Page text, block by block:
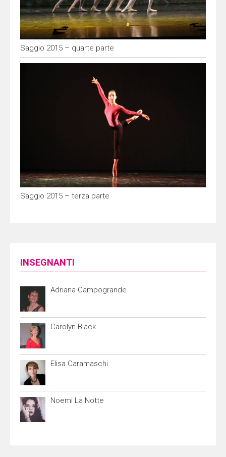
Saggio 2015 – quarte parte
Saggio 2015 – terza parte
INSEGNANTI
Adriana Campogrande
Carolyn Black
Elisa Caramaschi
Noemi La Notte